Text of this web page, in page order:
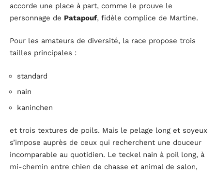
accorde une place à part, comme le prouve le
personnage de Patapouf, fidèle complice de Martine.
Pour les amateurs de diversité, la race propose trois
tailles principales :
standard
nain
kaninchen
et trois textures de poils. Mais le pelage long et soyeux
s’impose auprès de ceux qui recherchent une douceur
incomparable au quotidien. Le teckel nain à poil long, à
mi-chemin entre chien de chasse et animal de salon,